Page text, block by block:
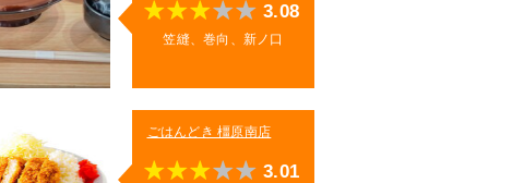
3.08
笠縫、巻向、新ノ口
ごはんどき 橿原南店
3.01